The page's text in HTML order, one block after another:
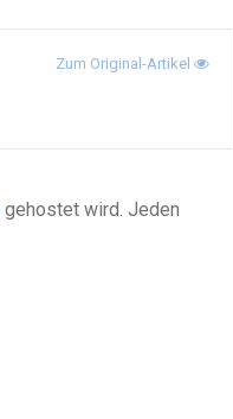
Zum Original-Artikel
gehostet wird. Jeden